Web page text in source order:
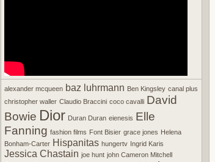
alexander mcqueen baz luhrmann Ben Kingsley canal plus
christopher waller Claudio Braccini coco cavalli David
Bowie Dior Duran Duran eienesis Elle
Fanning fashion films Font Bisier grace jones Helena
Bonham-Carter Hispanitas hungertv Ingrid Karis
Jessica Chastain joe hunt john Cameron Mitchell